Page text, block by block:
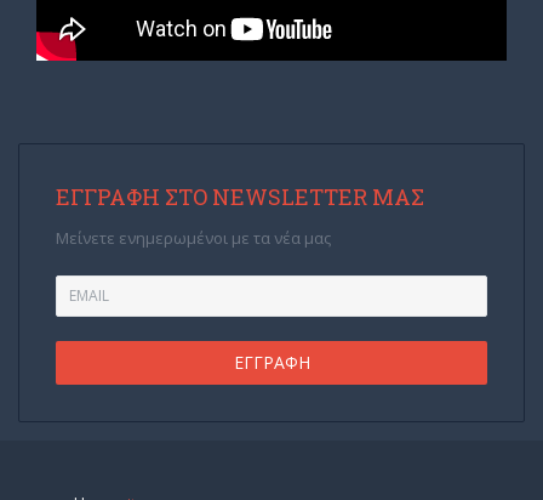
ΕΓΓΡΑΦΉ ΣΤΟ NEWSLETTER ΜΑΣ
Μείνετε ενημερωμένοι με τα νέα μας